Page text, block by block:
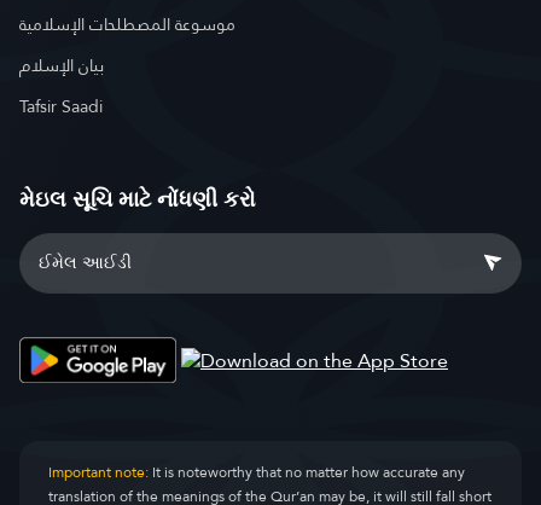
موسوعة المصطلحات الإسلامية
بيان الإسلام
Tafsir Saadi
મેઇલ સૂચિ માટે નોંધણી કરો
Important note:It is noteworthy that no matter how accurate any
translation of the meanings of the Qur’an may be, it will still fall short